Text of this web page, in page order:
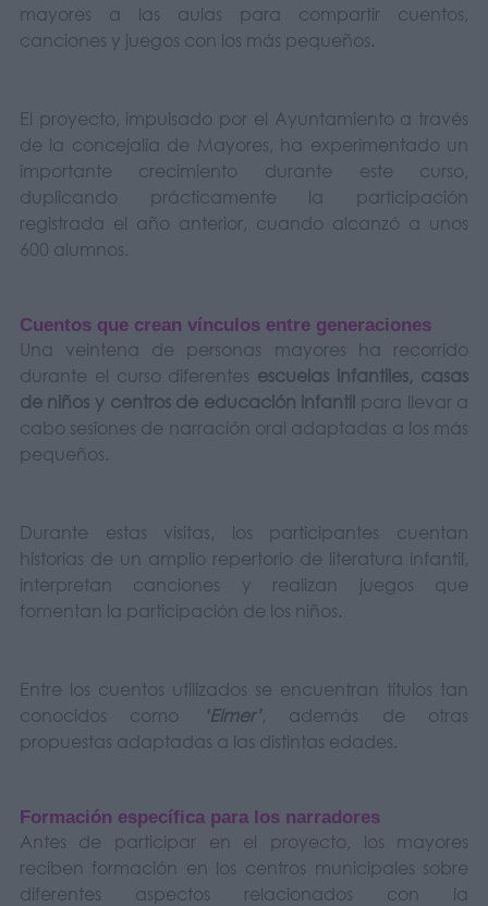
mayores a las aulas para compartir cuentos,
canciones y juegos con los más pequeños.
El proyecto, impulsado por el Ayuntamiento a través
de la concejalía de Mayores, ha experimentado un
importante crecimiento durante este curso,
duplicando prácticamente la participación
registrada el año anterior, cuando alcanzó a unos
600 alumnos.
Cuentos que crean vínculos entre generaciones
Una veintena de personas mayores ha recorrido
durante el curso diferentes escuelas infantiles, casas
de niños y centros de educación infantil para llevar a
cabo sesiones de narración oral adaptadas a los más
pequeños.
Durante estas visitas, los participantes cuentan
historias de un amplio repertorio de literatura infantil,
interpretan canciones y realizan juegos que
fomentan la participación de los niños.
Entre los cuentos utilizados se encuentran títulos tan
conocidos como
‘Elmer’, además de otras
propuestas adaptadas a las distintas edades.
Formación específica para los narradores
Antes de participar en el proyecto, los mayores
reciben formación en los centros municipales sobre
diferentes aspectos relacionados con la